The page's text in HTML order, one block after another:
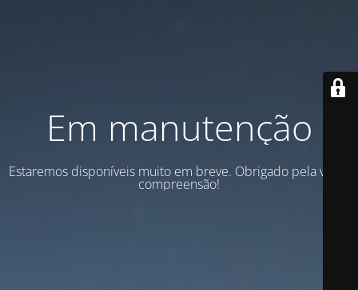
Em manutenção
Estaremos disponíveis muito em breve. Obrigado pela vossa
compreensão!